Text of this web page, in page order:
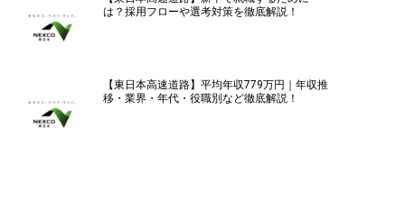
は？採用フローや選考対策を徹底解説！
【東日本高速道路】平均年収779万円｜年収推
移・業界・年代・役職別など徹底解説！